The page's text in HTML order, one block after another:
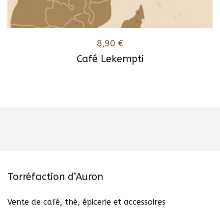
Café Lekempti
8,90 €
choisies
la
Torréfaction d’Auron
Vente de café, thé, épicerie et accessoires